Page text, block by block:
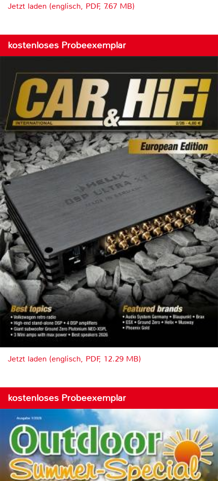
Jetzt laden (englisch, PDF, 7.67 MB)
kostenloses Probeexemplar
Jetzt laden (englisch, PDF, 12.29 MB)
kostenloses Probeexemplar